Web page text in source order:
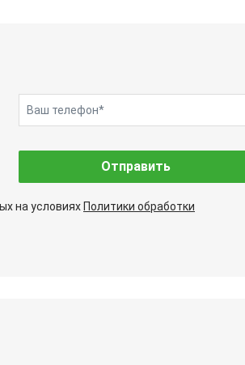
Отправить
на условиях Политики обработки